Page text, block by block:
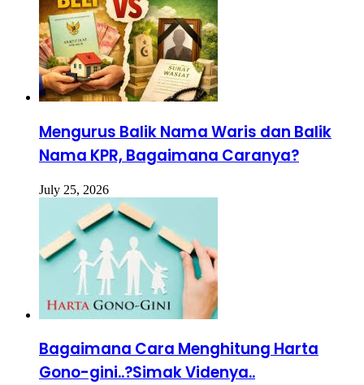
Mengurus Balik Nama Waris dan Balik
Nama KPR, Bagaimana Caranya?
July 25, 2026
Bagaimana Cara Menghitung Harta
Gono-gini..?Simak Videnya..